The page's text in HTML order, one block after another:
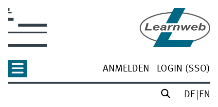
ANMELDEN LOGIN (SSO)
DE EN